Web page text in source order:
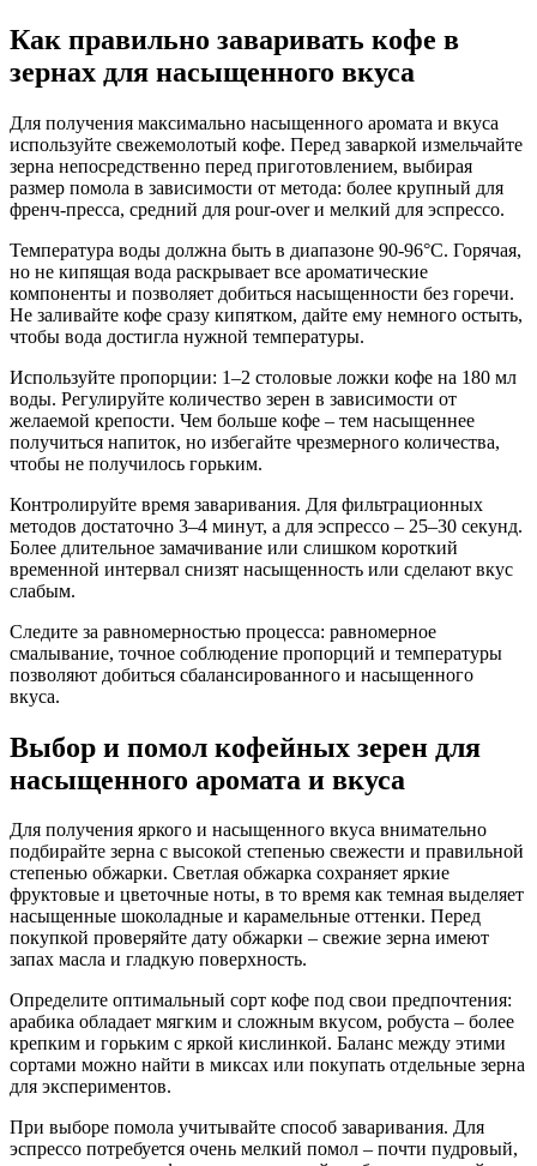
Как правильно заваривать кофе в
зернах для насыщенного вкуса
Для получения максимально насыщенного аромата и вкуса
используйте свежемолотый кофе. Перед заваркой измельчайте
зерна непосредственно перед приготовлением, выбирая
размер помола в зависимости от метода: более крупный для
френч-пресса, средний для pour-over и мелкий для эспрессо.
Температура воды должна быть в диапазоне 90-96°C. Горячая,
но не кипящая вода раскрывает все ароматические
компоненты и позволяет добиться насыщенности без горечи.
Не заливайте кофе сразу кипятком, дайте ему немного остыть,
чтобы вода достигла нужной температуры.
Используйте пропорции: 1–2 столовые ложки кофе на 180 мл
воды. Регулируйте количество зерен в зависимости от
желаемой крепости. Чем больше кофе – тем насыщеннее
получиться напиток, но избегайте чрезмерного количества,
чтобы не получилось горьким.
Контролируйте время заваривания. Для фильтрационных
методов достаточно 3–4 минут, а для эспрессо – 25–30 секунд.
Более длительное замачивание или слишком короткий
временной интервал снизят насыщенность или сделают вкус
слабым.
Следите за равномерностью процесса: равномерное
смалывание, точное соблюдение пропорций и температуры
позволяют добиться сбалансированного и насыщенного
вкуса.
Выбор и помол кофейных зерен для
насыщенного аромата и вкуса
Для получения яркого и насыщенного вкуса внимательно
подбирайте зерна с высокой степенью свежести и правильной
степенью обжарки. Светлая обжарка сохраняет яркие
фруктовые и цветочные ноты, в то время как темная выделяет
насыщенные шоколадные и карамельные оттенки. Перед
покупкой проверяйте дату обжарки – свежие зерна имеют
запах масла и гладкую поверхность.
Определите оптимальный сорт кофе под свои предпочтения:
арабика обладает мягким и сложным вкусом, робуста – более
крепким и горьким с яркой кислинкой. Баланс между этими
сортами можно найти в миксах или покупать отдельные зерна
для экспериментов.
При выборе помола учитывайте способ заваривания. Для
эспрессо потребуется очень мелкий помол – почти пудровый,